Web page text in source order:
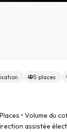
5 places
• Volume du
assistée